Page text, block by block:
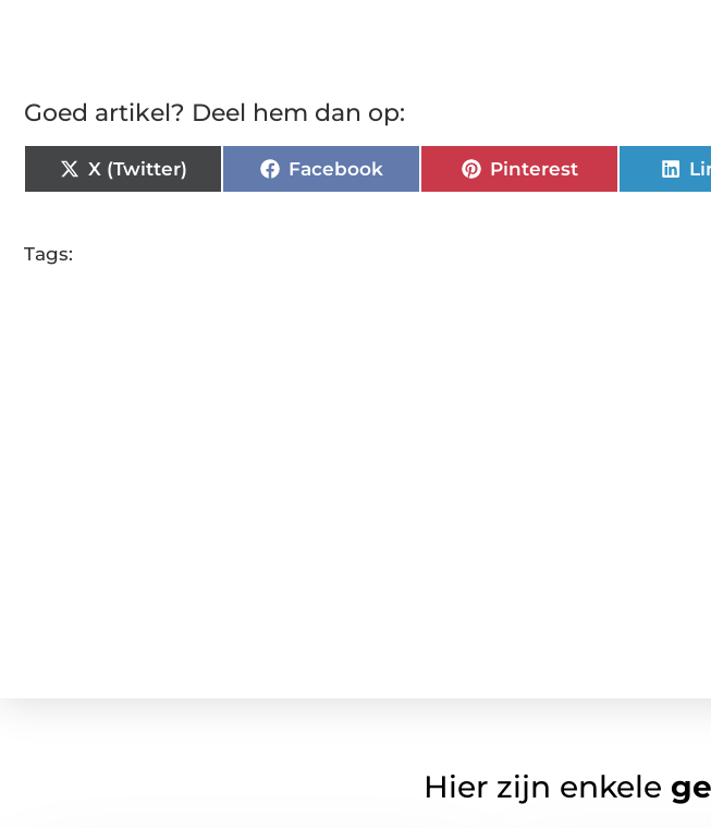
Goed artikel? Deel hem dan op:
X (Twitter) Facebook Pinterest
Tags:
Hier zijn enkele